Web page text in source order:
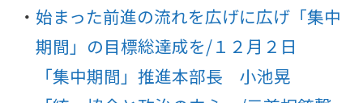
始まった前進の流れを広げに広げ「集中
期間」の目標総達成を/１２月２日
「集中期間」推進本部長 小池晃